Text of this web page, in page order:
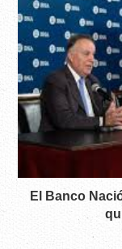
El Banco